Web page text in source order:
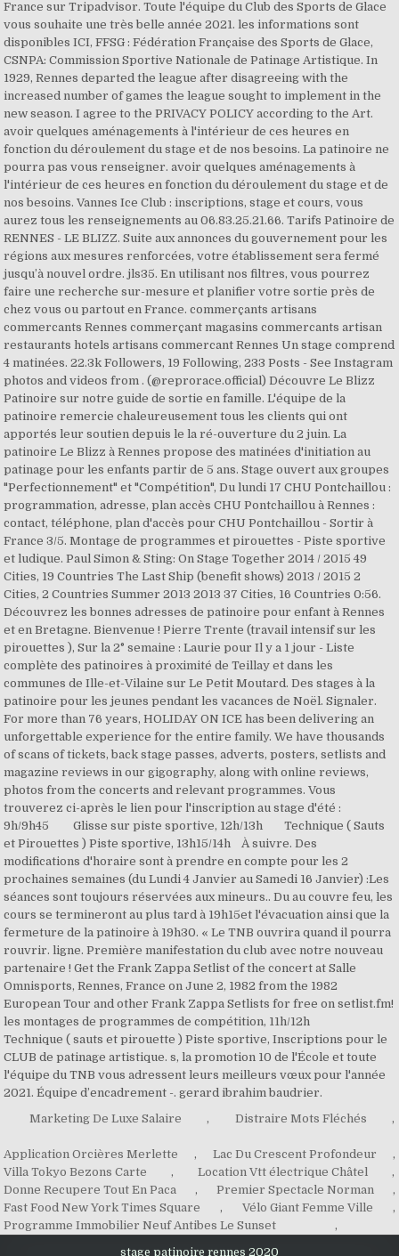
Marketing De Luxe Salaire , Distraire Mots Fléchés ,
Application Orcières Merlette , Lac Du Crescent Profondeur
,
Villa Tokyo Bezons Carte
, Location Vtt électrique Châtel
,
Donne Recupere Tout En Paca
, Premier Spectacle Norman
,
Fast Food New York Times Square
, Vélo Giant Femme Ville
,
Programme Immobilier Neuf Antibes Le Sunset
,
stage patinoire rennes 2020